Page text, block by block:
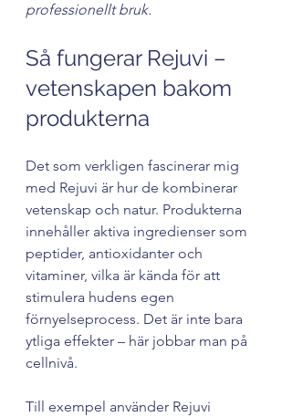
professionellt bruk.
Så fungerar Rejuvi –
vetenskapen bakom
produkterna
Det som verkligen fascinerar mig
med Rejuvi är hur de kombinerar
vetenskap och natur. Produkterna
innehåller aktiva ingredienser som
peptider, antioxidanter och
vitaminer, vilka är kända för att
stimulera hudens egen
förnyelseprocess. Det är inte bara
ytliga effekter – här jobbar man på
cellnivå.
Till exempel använder Rejuvi